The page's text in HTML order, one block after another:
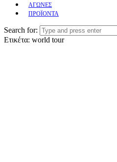
ΑΓΩΝΕΣ
ΠΡΟΪΟΝΤΑ
Search for:
Ετικέτα: world tour